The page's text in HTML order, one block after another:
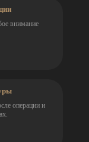
внимание
операции и